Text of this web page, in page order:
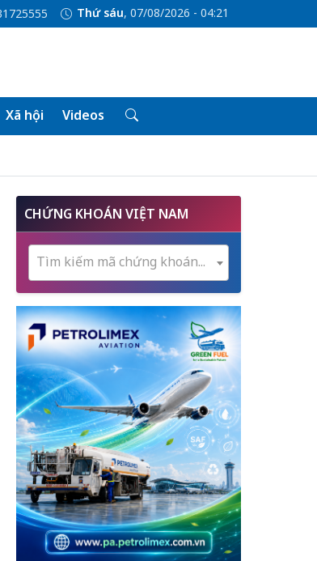
Thứ sáu, 07/08/2026 - 04:21
Xã hội Videos
CHỨNG KHOÁN VIỆT NAM
Tìm kiếm mã chứng khoán...